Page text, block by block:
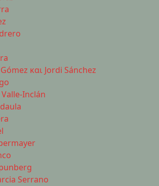
και Jordi Sánchez
Inclán
Serrano